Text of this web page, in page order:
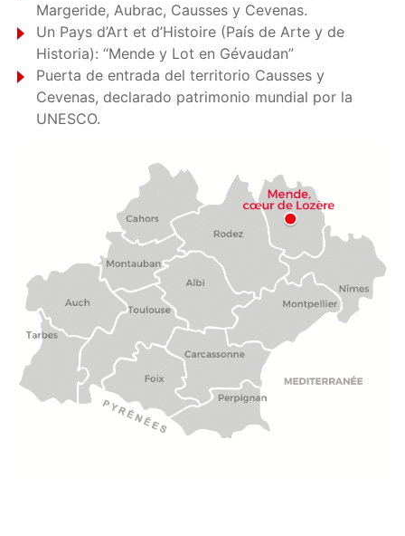
Margeride, Aubrac, Causses y Cevenas.
Un Pays d’Art et d’Histoire (País de Arte y de
Historia): “Mende y Lot en Gévaudan”
Puerta de entrada del territorio Causses y
Cevenas, declarado patrimonio mundial por la
UNESCO.